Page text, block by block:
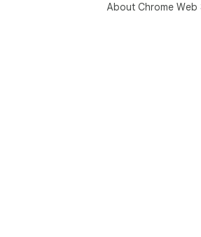
About Chrome Web